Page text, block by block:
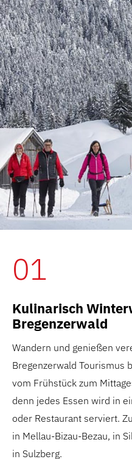
01
Kulinarisch
Bregenzerwald
Wandern und genießen
Bregenzerwald Tourismus
vom Frühstück zum
denn jedes Essen wird in
oder Restaurant serviert.
in Mellau-Bizau-Bezau, in
in Sulzberg.